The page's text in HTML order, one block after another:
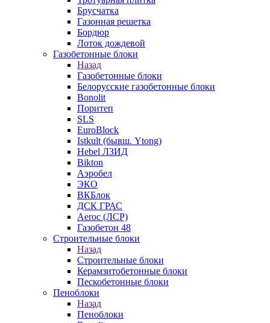
Брусчатка
Газонная решетка
Бордюр
Лоток дождевой
Газобетонные блоки
Назад
Газобетонные блоки
Белорусские газобетонные блоки
Bonolit
Поритеп
SLS
EuroBlock
Istkult (бывш. Ytong)
Hebel ЛЗИД
Bikton
Аэробел
ЭКО
ВКБлок
ДСК ГРАС
Aeroc (ЛСР)
Газобетон 48
Строительные блоки
Назад
Строительные блоки
Керамзитобетонные блоки
Пескобетонные блоки
Пеноблоки
Назад
Пеноблоки